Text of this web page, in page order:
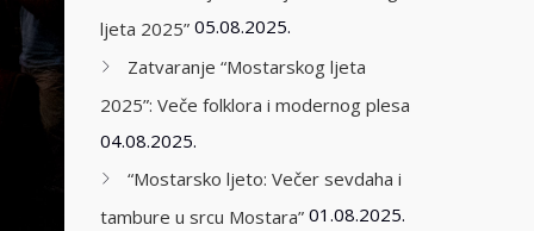
ljeta 2025” 05.08.2025.
Zatvaranje “Mostarskog ljeta
2025”: Veče folklora i modernog plesa
04.08.2025.
“Mostarsko ljeto: Večer sevdaha i
tambure u srcu Mostara” 01.08.2025.